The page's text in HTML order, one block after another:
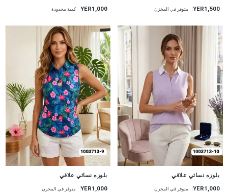
YER1,500 متوفر في المخزن YER1,000 كمية محدودة
بلوزه نسائي علاقي
YER1,000 متوفر في المخزن
جديد
بلوزه نسائي علاقي
YER1,000 متوفر في المخزن